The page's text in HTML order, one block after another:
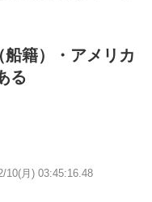
籍）・アメリカ
る
10(月) 03:45:16.48